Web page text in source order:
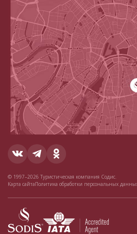
© 1997–2026 Туристическая компания Содис.
Карта сайтаПолитика обработки персональных